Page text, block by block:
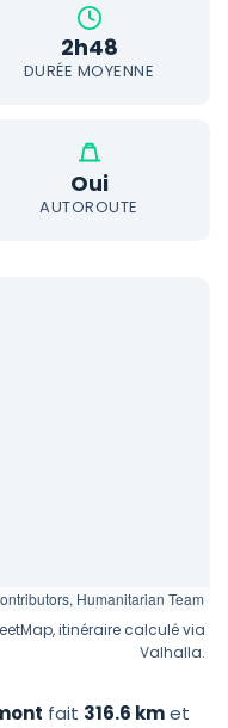
2h48
DURÉE MOYENNE
Oui
AUTOROUTE
Humanitarian Team
itinéraire calculé via
Valhalla.
fait 316.6 kmet